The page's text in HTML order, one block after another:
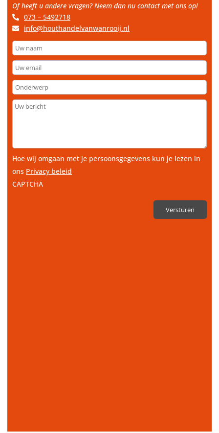
Of heeft u andere vragen? Neem dan nu contact met ons op!
073 – 5492718
info@houthandelvanwanrooij.nl
Uw
naam
Uw
email
Onderwerp
Uw
Hoe wij omgaan met je persoonsgegevens kun je lezen in
ons Privacy beleid
CAPTCHA